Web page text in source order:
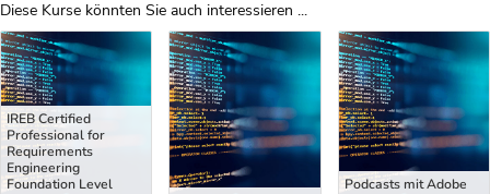
Diese Kurse könnten Sie auch interessieren ...
Uber Weiterbildungsvorschläge
IREB Certified
Professional for
Requirements
Engineering
Foundation Level
Podcasts mit Adobe